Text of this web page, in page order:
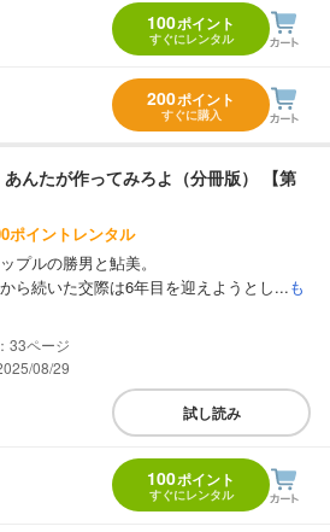
100ポイント
すぐにレンタル
200ポイント
すぐに購入
あんたが作ってみろよ（分冊版） 【第
ポイントレンタル
プルの勝男と鮎美。
ら続いた交際は6年目を迎えようとし...も
33
08/29
試し読み
100ポイント
すぐにレンタル